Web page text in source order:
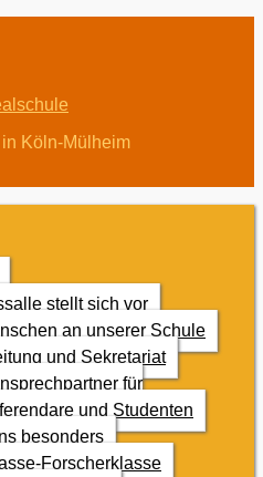
Köln-Mülheim
stellt sich vor
an unserer Schule
und Sekretariat
für
und Studenten
besonders
Forscherklasse